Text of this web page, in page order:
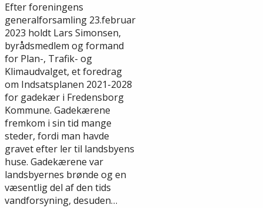
Efter foreningens
generalforsamling 23.februar
2023 holdt Lars Simonsen,
byrådsmedlem og formand
for Plan-, Trafik- og
Klimaudvalget, et foredrag
om Indsatsplanen 2021-2028
for gadekær i Fredensborg
Kommune. Gadekærene
fremkom i sin tid mange
steder, fordi man havde
gravet efter ler til landsbyens
huse. Gadekærene var
landsbyernes brønde og en
væsentlig del af den tids
vandforsyning, desuden…